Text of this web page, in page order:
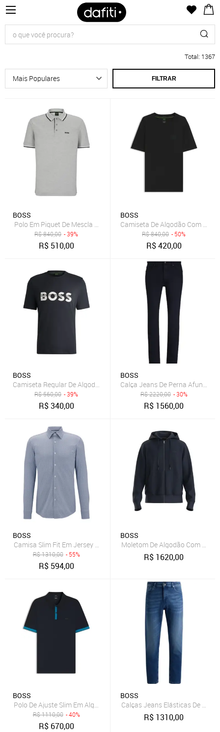
Total: 1367
FILTRAR
BOSS
Polo Em Piquet De Mescla De Algodão Com S.Café
R$840,00 - 39%
R$ 510,00
BOSS
Camiseta De Algodão Com
R$840,00 - 50%
R$420,00
BOSS
Camiseta Regular De Algodão Com Arte De Logo Azul - G-L
R$560,00 - 39%
R$340,00
BOSS
Calça Jeans De Perna Afunilada
R$2220,00 - 30%
R$ 1560,00
BOSS
Camisa Slim Fit Em Jersey Stretch Italiana De Desempenho
R$1310,00 - 55%
R$ 594,00
BOSS
Moletom De Algodão Com Zíper
R$ 1620,00
BOSS
Polo De Ajuste Slim Em Algodão Mercerizado
R$1110,00 - 40%
R$ 670,00
BOSS
Calças Jeans Elásticas De
R$ 1310,00